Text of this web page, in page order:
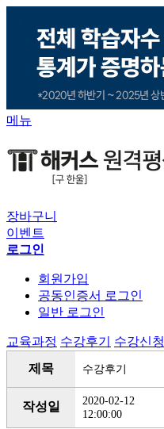
메뉴
장바구니
이벤트
로그인
회원가입
공동인증서 로그인
일반 로그인
교육과정 수강후기 수강신청
제목
수강후기
작성일
2020-02-12
12:00:00